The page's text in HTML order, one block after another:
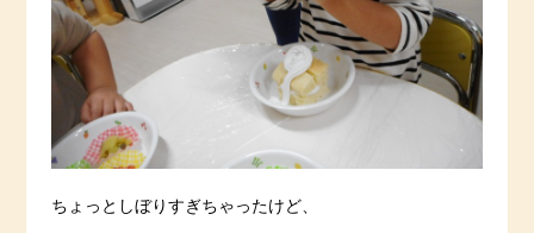
ちょっとしぼりすぎちゃったけど、